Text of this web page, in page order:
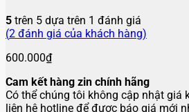
5 trên 5 dựa trên 1 đánh giá
(2 đánh giá của khách hàng)
600.000₫
Cam kết hàng zin chính hãng
Có thể chúng tôi không cập nhật giá
liên hệ hotline để được báo giá mới